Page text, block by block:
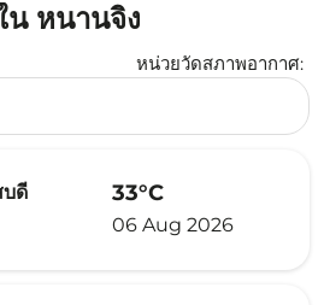
น หนานจิง
หน่วยวัดสภาพอากาศ:
ซียส Selected
ดี
33°C
06 Aug 2026